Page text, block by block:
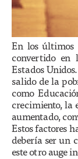
En los últimos
convertido en
Estados
salido de la
como
crecimiento, la
aumentado,
Estos factores
debería ser un
este otro auge